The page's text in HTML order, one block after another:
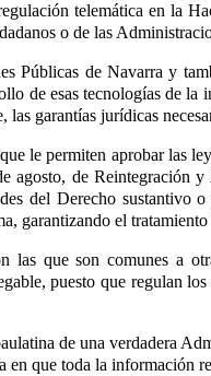
telemática en la
o de las
de Navarra y
de esas tecnologías de
garantías jurídicas
le permiten aprobar las
de Reintegración
del Derecho
garantizando el
que son comunes a
puesto que regulan
de una verdadera
que toda la información